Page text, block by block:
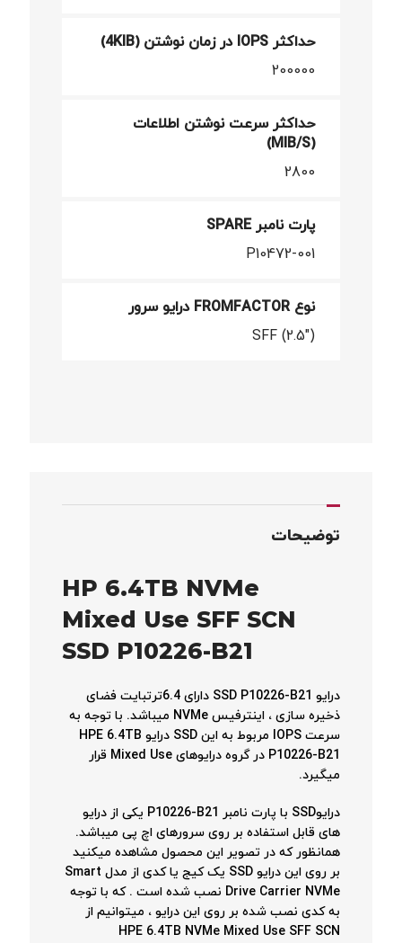
حداکثر IOPS در زمان نوشتن (4KIB)
200000
حداکثر سرعت نوشتن اطلاعات
(MIB/S)
2800
پارت نامبر SPARE
P10472-001
نوع FROMFACTOR درایو سرور
SFF (2.5")
توضیحات
HP 6.4TB NVMe
Mixed Use SFF SCN
SSD P10226-B21
درایو SSD P10226-B21 دارای 6.4ترتبایت فضای
ذخیره سازی ، اینترفیس NVMe میباشد. با توجه به
سرعت IOPS مربوط به این SSD درایو HPE 6.4TB
P10226-B21 در گروه درایوهای Mixed Use قرار
میگیرد.
درایوSSD با پارت نامبر P10226-B21 یکی از درایو
های قابل استفاده بر روی سرورهای اچ پی میباشد.
همانظور که در تصویر این محصول مشاهده میکنید
بر روی این درایو SSD یک کیج یا کدی از مدل Smart
Drive Carrier NVMe نصب شده است . که با توجه
به کدی نصب شده بر روی این درایو ، میتوانیم از
HPE 6.4TB NVMe Mixed Use SFF SCN